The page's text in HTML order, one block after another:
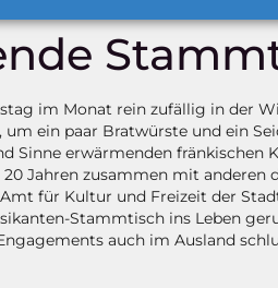
im Monat rein zufällig in der
ein paar Bratwürste und ein
Sinne erwärmenden
Jahren zusammen mit anderen
für Kultur und Freizeit der
Stammtisch ins Leben
auch im Ausland